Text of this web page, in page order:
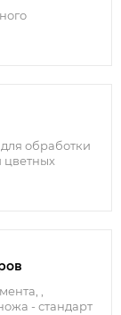
обработки
цветных
,
- стандарт